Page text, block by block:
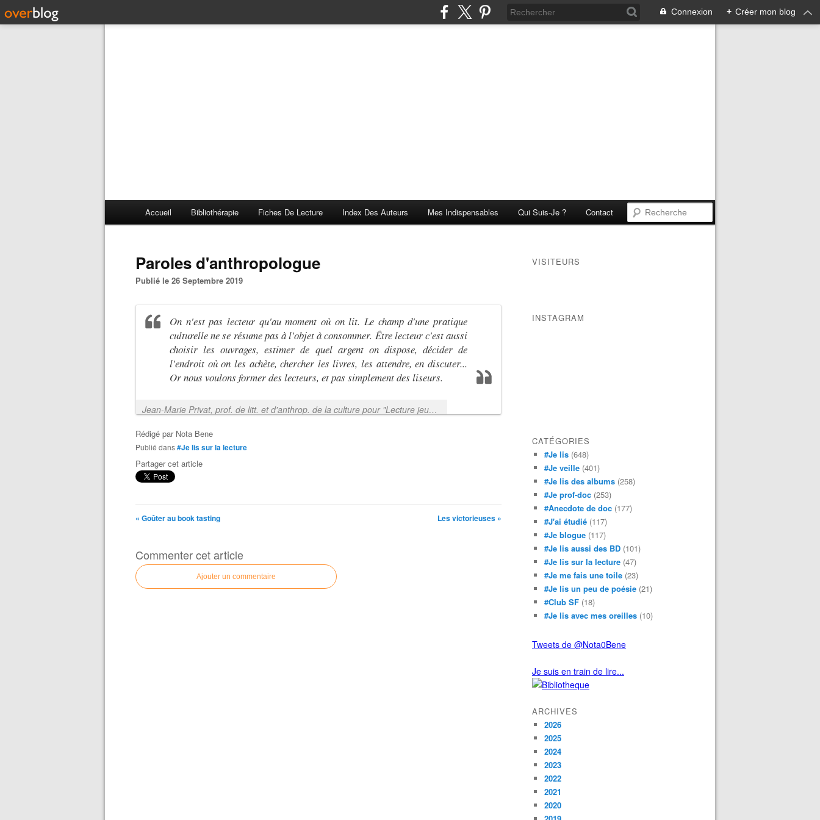
Connexion + Créer mon blog
Accueil Bibliothérapie Fiches De Lecture Index Des Auteurs Mes Indispensables Qui Suis-Je ? Contact
Paroles d'anthropologue
Publié le 26 Septembre 2019
On n'est pas lecteur qu'au moment où on lit. Le champ d'une pratique
culturelle ne se résume pas à l'objet à consommer. Être lecteur c'est aussi
choisir les ouvrages, estimer de quel argent on dispose, décider de
l'endroit où on les achète, chercher les livres, les attendre, en discuter...
Or nous voulons former des lecteurs, et pas simplement des liseurs.
Jean-Marie Privat, prof. de litt. et d'anthrop. de la culture pour "Lecture jeune"
Rédigé par Nota Bene
Publié dans#Je lis sur la lecture
Partager cet article
« Goûter au book tasting Les victorieuses »
Commenter cet article
Ajouter un commentaire
VISITEURS
INSTAGRAM
CATÉGORIES
#Je lis (648)
#Je veille (401)
#Je lis des albums (258)
#Je prof-doc (253)
#Anecdote de doc (177)
#J'ai étudié (117)
#Je blogue (117)
#Je lis aussi des BD (101)
#Je lis sur la lecture (47)
#Je me fais une toile (23)
#Je lis un peu de poésie (21)
#Club SF (18)
#Je lis avec mes oreilles (10)
Tweets de @Nota0Bene
Je suis en train de lire...
ARCHIVES
2026
2025
2024
2023
2022
2021
2020